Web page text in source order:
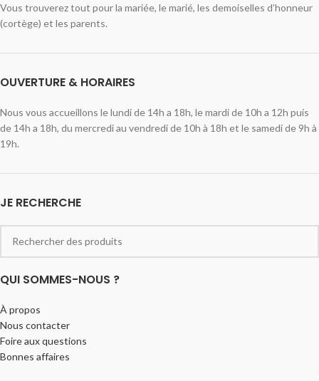
Vous trouverez tout pour la mariée, le marié, les demoiselles d’honneur
(cortège) et les parents.
OUVERTURE & HORAIRES
Nous vous accueillons le lundi de 14h a 18h, le mardi de 10h a 12h puis
de 14h a 18h, du mercredi au vendredi de 10h à 18h et le samedi de 9h à
19h.
JE RECHERCHE
QUI SOMMES-NOUS ?
À propos
Nous contacter
Foire aux questions
Bonnes affaires